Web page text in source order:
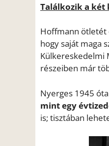
Találkozik a két
Hoffmann ötletét
hogy saját maga
Külkereskedelmi
részeiben már
Nyerges 1945
mint egy
is; tisztában